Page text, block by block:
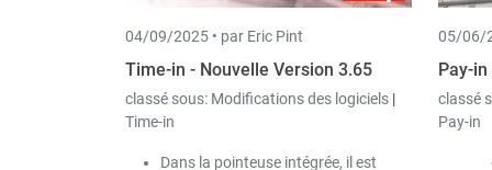
«
04/09/2025 • par Eric Pint
Time-in - Nouvelle Version 3.65
classé sous: Modifications des logiciels |
Time-in
Dans la pointeuse intégrée, il est
05/06/
Pay-
classé
Pay-in